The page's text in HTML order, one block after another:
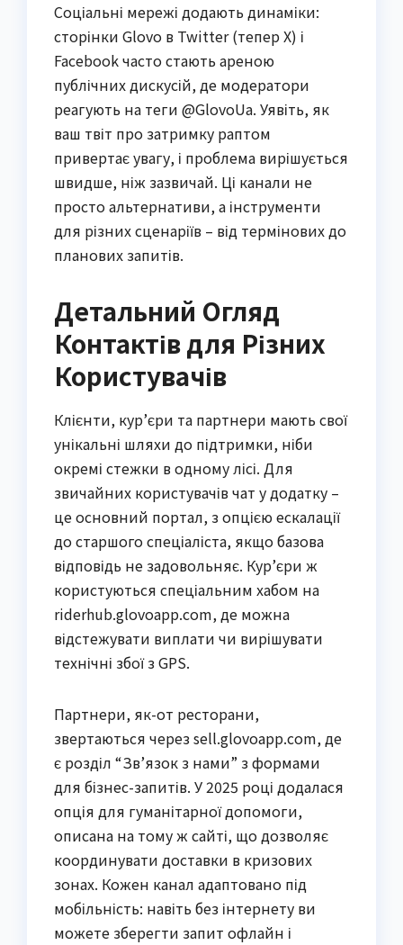
Соціальні мережі додають динаміки:
сторінки Glovo в Twitter (тепер X) і
Facebook часто стають ареною
публічних дискусій, де модератори
реагують на теги @GlovoUa. Уявіть, як
ваш твіт про затримку раптом
привертає увагу, і проблема вирішується
швидше, ніж зазвичай. Ці канали не
просто альтернативи, а інструменти
для різних сценаріїв – від термінових до
планових запитів.
Детальний Огляд
Контактів для Різних
Користувачів
Клієнти, кур’єри та партнери мають свої
унікальні шляхи до підтримки, ніби
окремі стежки в одному лісі. Для
звичайних користувачів чат у додатку –
це основний портал, з опцією ескалації
до старшого спеціаліста, якщо базова
відповідь не задовольняє. Кур’єри ж
користуються спеціальним хабом на
riderhub.glovoapp.com, де можна
відстежувати виплати чи вирішувати
технічні збої з GPS.
Партнери, як-от ресторани,
звертаються через sell.glovoapp.com, де
є розділ “Зв’язок з нами” з формами
для бізнес-запитів. У 2025 році додалася
опція для гуманітарної допомоги,
описана на тому ж сайті, що дозволяє
координувати доставки в кризових
зонах. Кожен канал адаптовано під
мобільність: навіть без інтернету ви
можете зберегти запит офлайн і